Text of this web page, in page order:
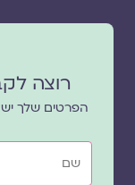
רוצה
הפרטים שלך
שם